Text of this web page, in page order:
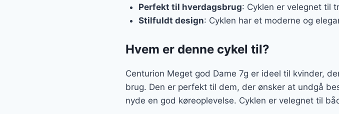
Perfekt til hverdagsbrug: Cyklen er velegnet til
Stilfuldt design: Cyklen har et moderne og
Hvem er denne cykel til?
Centurion Meget god Dame 7g er ideel til kvinder,
brug. Den er perfekt til dem, der ønsker at undgå
nyde en god køreoplevelse. Cyklen er velegnet til